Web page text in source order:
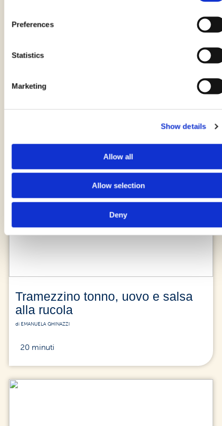
Preferences
Statistics
Marketing
Show details
Allow all
Allow selection
Deny
Tramezzino tonno, uovo e salsa
alla rucola
di EMANUELA GHINAZZI
20 minuti